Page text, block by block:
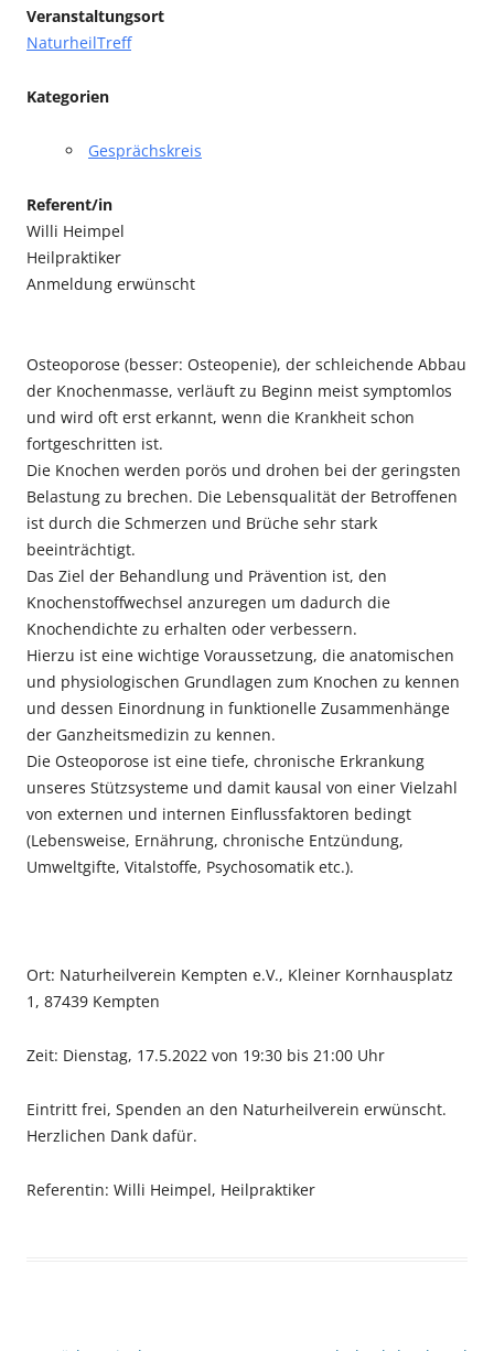
Veranstaltungsort
NaturheilTreff
Kategorien
Gesprächskreis
Referent/in
Willi Heimpel
Heilpraktiker
Anmeldung erwünscht
Osteoporose (besser: Osteopenie), der schleichende Abbau
der Knochenmasse, verläuft zu Beginn meist symptomlos
und wird oft erst erkannt, wenn die Krankheit schon
fortgeschritten ist.
Die Knochen werden porös und drohen bei der geringsten
Belastung zu brechen. Die Lebensqualität der Betroffenen
ist durch die Schmerzen und Brüche sehr stark
beeinträchtigt.
Das Ziel der Behandlung und Prävention ist, den
Knochenstoffwechsel anzuregen um dadurch die
Knochendichte zu erhalten oder verbessern.
Hierzu ist eine wichtige Voraussetzung, die anatomischen
und physiologischen Grundlagen zum Knochen zu kennen
und dessen Einordnung in funktionelle Zusammenhänge
der Ganzheitsmedizin zu kennen.
Die Osteoporose ist eine tiefe, chronische Erkrankung
unseres Stützsysteme und damit kausal von einer Vielzahl
von externen und internen Einflussfaktoren bedingt
(Lebensweise, Ernährung, chronische Entzündung,
Umweltgifte, Vitalstoffe, Psychosomatik etc.).
Ort: Naturheilverein Kempten e.V., Kleiner Kornhausplatz
1, 87439 Kempten
Zeit: Dienstag, 17.5.2022 von 19:30 bis 21:00 Uhr
Eintritt frei, Spenden an den Naturheilverein erwünscht.
Herzlichen Dank dafür.
Referentin: Willi Heimpel, Heilpraktiker